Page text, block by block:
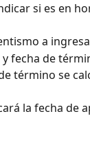
si es en
a
fecha de
término se
la fecha de